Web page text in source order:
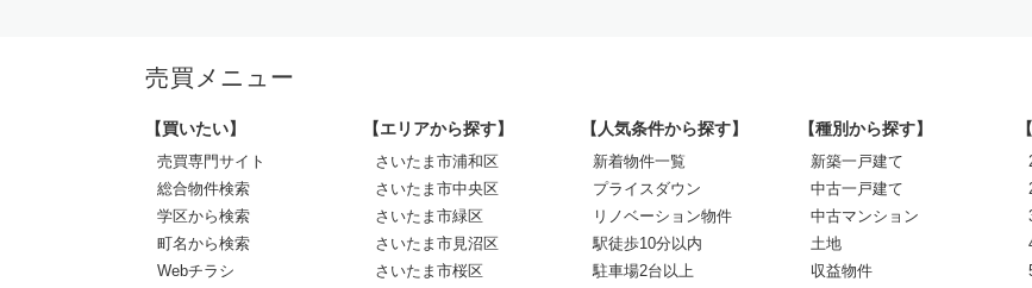
売買メニュー
【買いたい】
売買専門サイト
総合物件検索
学区から検索
町名から検索
Webチラシ
【エリアから探す】
さいたま市浦和区
さいたま市中央区
さいたま市緑区
さいたま市見沼区
さいたま市桜区
【人気条件から探す】
新着物件一覧
プライスダウン
リノベーション物件
駅徒歩10分以内
駐車場2台以上
【種別から探す】
新築一戸建て
中古一戸建て
中古マンション
土地
収益物件